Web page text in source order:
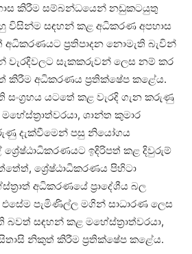
කිරීම සම්බන්ධයෙන් නඩුකටයුතු
විසින්ම සඳහන් කළ අධිකරණ අපහාස
අධිකරණයට ප්‍රතිපාදන නොමැති බැවින්
වැරදිවලට සැකකරුවන් ලෙස නම් කර
කිරීම අධිකරණය ප්‍රතික්ෂේප කළේය.
යටතේ කළ වැරදි ගැන කරුණු
ශාන්ත කුමාර
දැක්වීමෙන් පසු නියෝගය
ශ්‍රේෂ්ඨාධිකරණයට ඉදිරිපත් කළ දිවුරුම්
ශ්‍රේෂ්ඨාධිකරණය පිහිටා
අධිකරණයේ ප්‍රාදේශීය බල
පැමිණිල්ල මගින් සාධාරණ ලෙස
සඳහන් කළ මහේස්ත්‍රාත්වරයා,
නිකුත් කිරීම ප්‍රතික්ෂේප කළේය.